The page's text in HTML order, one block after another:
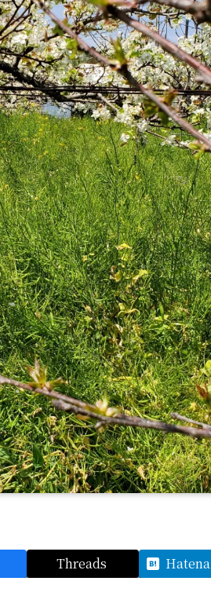
Threads Hatena